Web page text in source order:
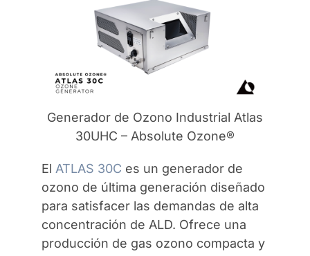
Generador de Ozono Industrial Atlas
30UHC – Absolute Ozone®
El ATLAS 30C es un generador de
ozono de última generación diseñado
para satisfacer las demandas de alta
concentración de ALD. Ofrece una
producción de gas ozono compacta y